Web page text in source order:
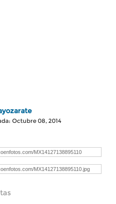
Octubre 08, 2014